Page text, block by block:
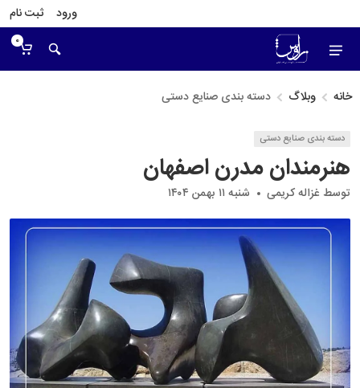
ورود ثبت نام
0
خانه وبلاگ دسته بندی صنایع دستی
دسته بندی صنایع دستی
هنرمندان مدرن اصفهان
توسط غزاله کریمی شنبه ۱۱ بهمن ۱۴۰۴